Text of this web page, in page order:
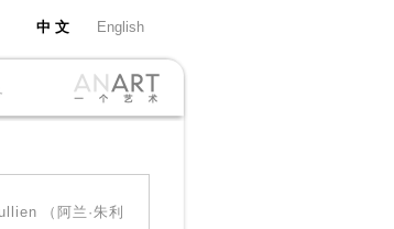
中 文 English
（阿兰·朱利